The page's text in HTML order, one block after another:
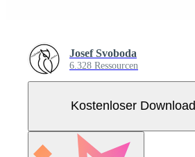
Josef Svoboda
6.328 Ressourcen
Kostenloser Download